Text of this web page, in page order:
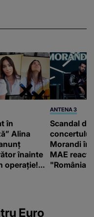
în
Alina
înainte
operație!
ANTENA 3
Scandal
Morandi în
MAE
"România
Euro